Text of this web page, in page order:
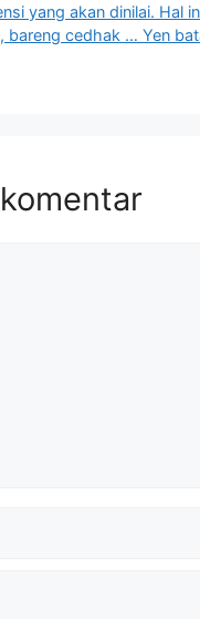
yang akan dinilai. Hal
bareng cedhak … Yen